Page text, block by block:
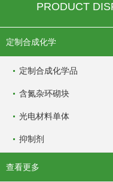
PRODUCT
定制合成化学
定制合成化学品
含氮杂环砌块
光电材料单体
抑制剂
查看更多